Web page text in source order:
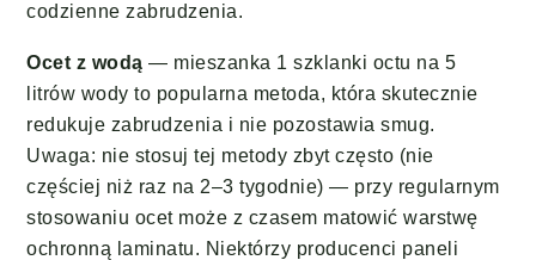
codzienne zabrudzenia.
Ocet z wodą — mieszanka 1 szklanki octu na 5
litrów wody to popularna metoda, która skutecznie
redukuje zabrudzenia i nie pozostawia smug.
Uwaga: nie stosuj tej metody zbyt często (nie
częściej niż raz na 2–3 tygodnie) — przy regularnym
stosowaniu ocet może z czasem matowić warstwę
ochronną laminatu. Niektórzy producenci paneli